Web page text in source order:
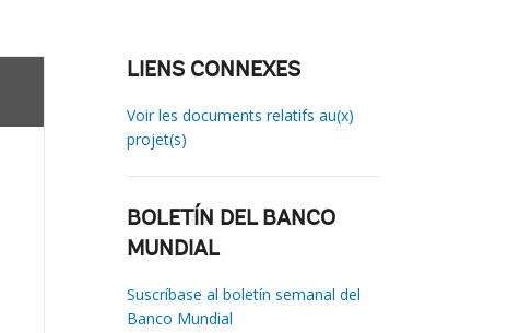
LIENS CONNEXES
Voir les documents relatifs au(x)
projet(s)
BOLETÍN DEL BANCO
MUNDIAL
Suscríbase al boletín semanal del
Banco Mundial